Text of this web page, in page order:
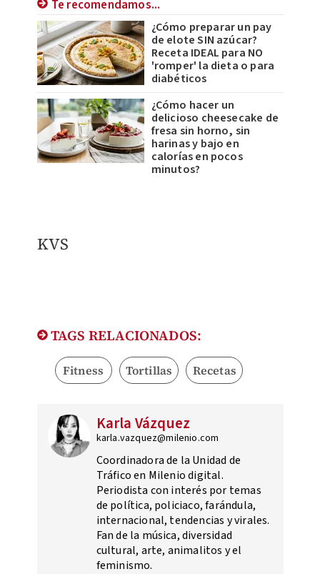
Te recomendamos...
¿Cómo preparar un pay
de elote SIN azúcar?
Receta IDEAL para NO
'romper' la dieta o para
diabéticos
¿Cómo hacer un
delicioso cheesecake de
fresa sin horno, sin
harinas y bajo en
calorías en pocos
minutos?
KVS
TAGS RELACIONADOS:
Fitness Tortillas Recetas
Karla Vázquez
karla.vazquez@milenio.com
Coordinadora de la Unidad de
Tráfico en Milenio digital.
Periodista con interés por temas
de política, policiaco, farándula,
internacional, tendencias y virales.
Fan de la música, diversidad
cultural, arte, animalitos y el
feminismo.